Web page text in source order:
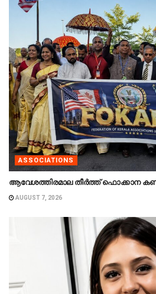
ASSOCIATIONS
ആവേശത്തിരമാല തീർത്ത്
AUGUST 7, 2026